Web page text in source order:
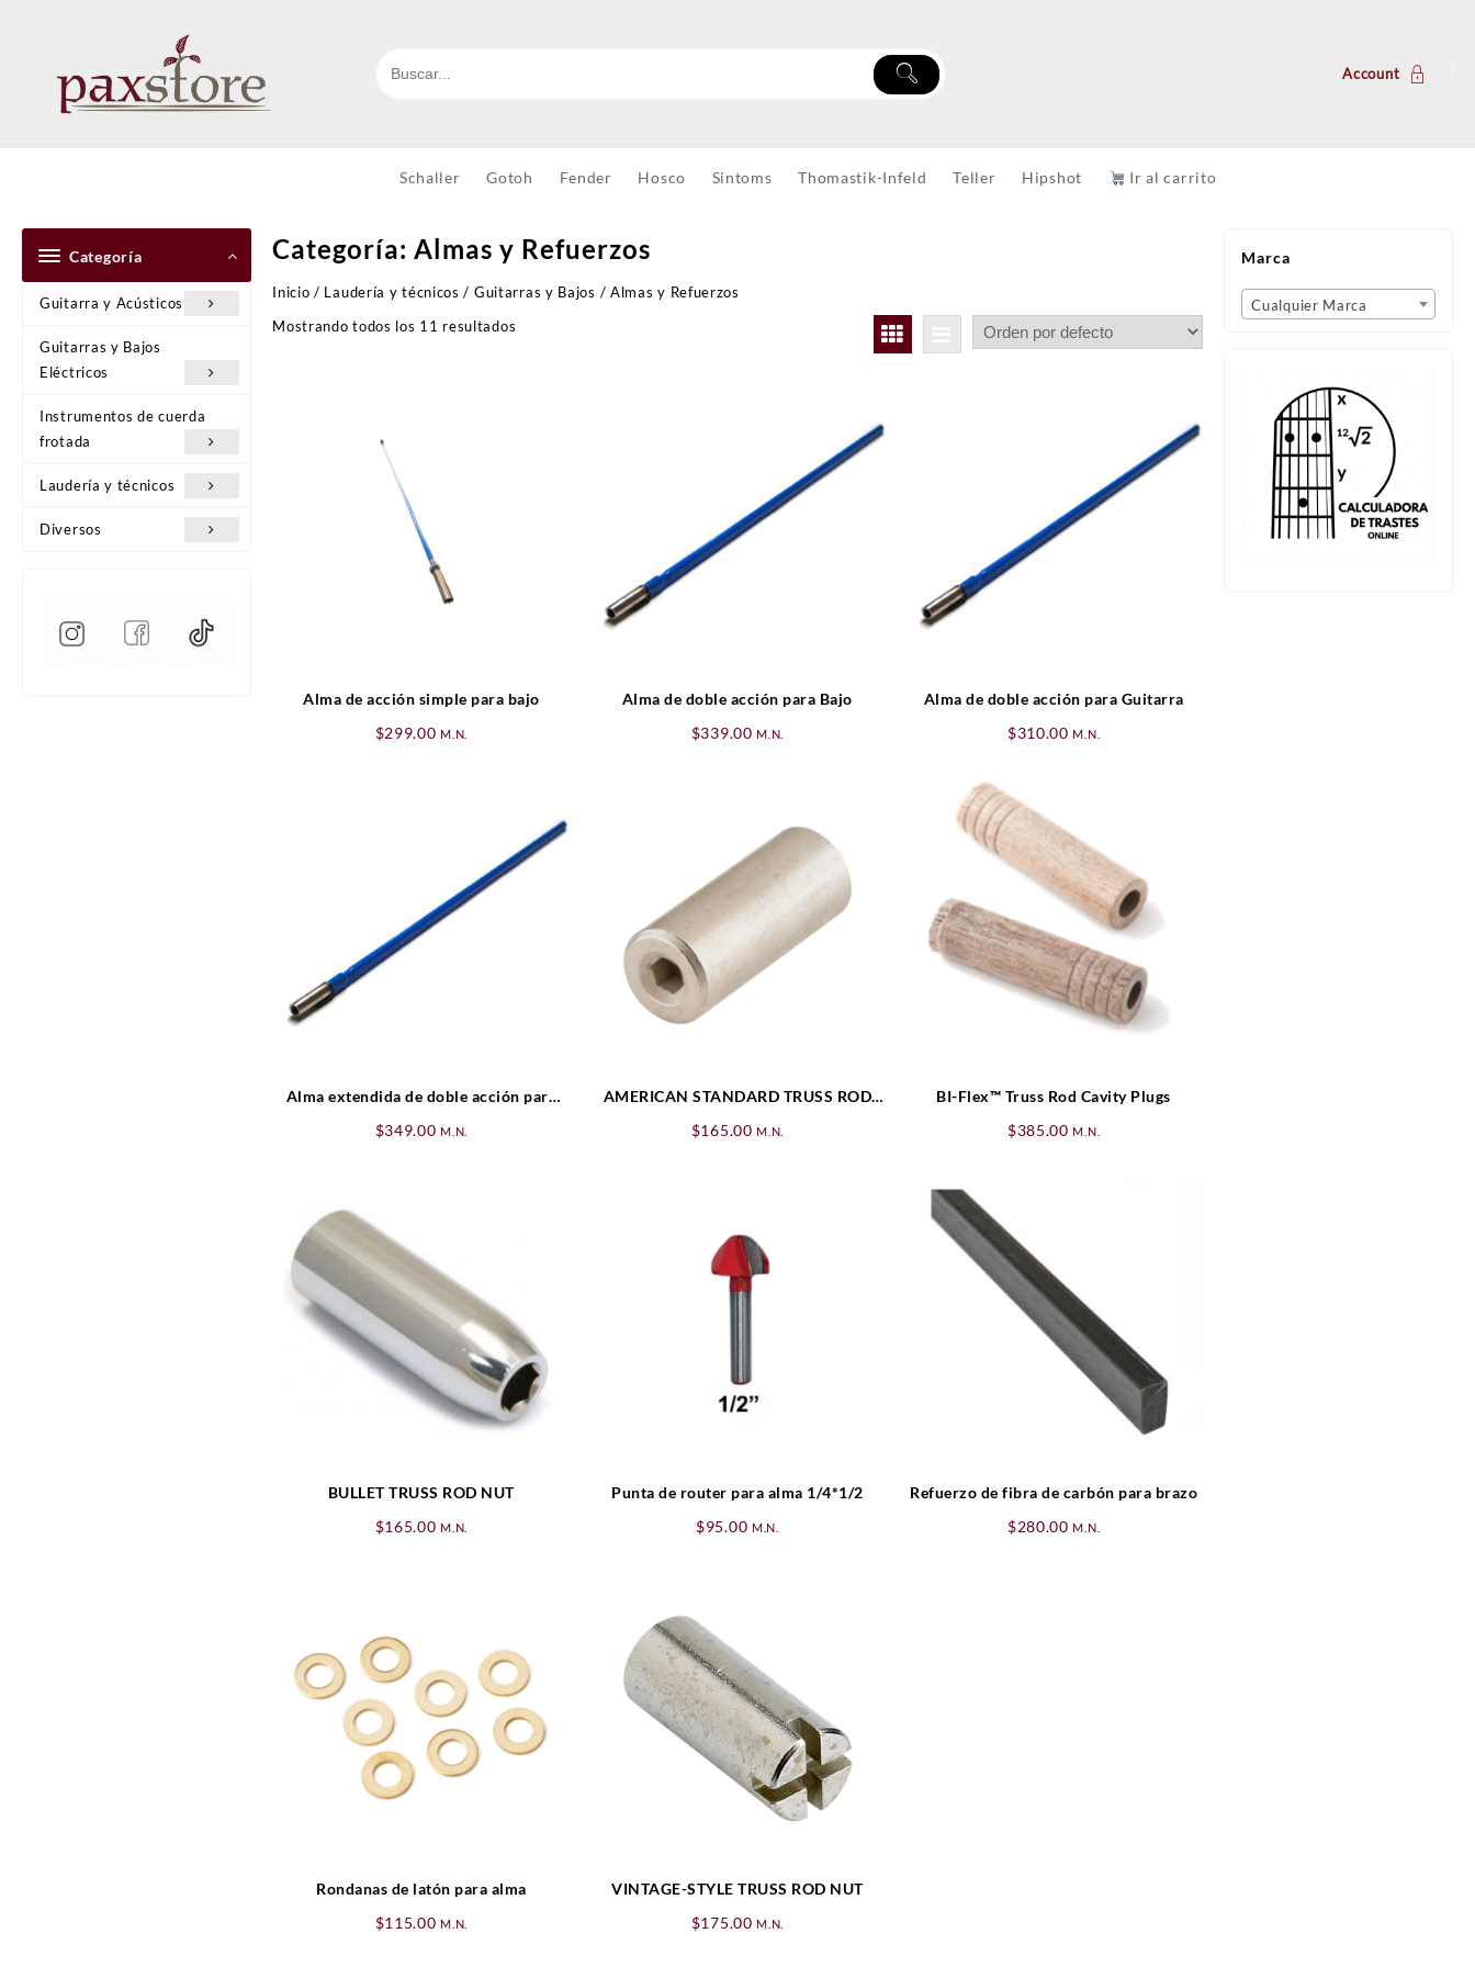
Account
Schaller Gotoh Fender Hosco Sintoms Thomastik-Infeld Teller Hipshot Ir al carrito
Categoría
Guitarra y Acústicos
Guitarras y Bajos
Eléctricos
Instrumentos de cuerda
frotada
Laudería y técnicos
Diversos
Categoría:Almas y Refuerzos
Inicio / Laudería y técnicos / Guitarras y Bajos / Almas y Refuerzos
Mostrando todos los 11 resultados
Alma de acción simple para bajo
$299.00 M.N.
Alma de doble acción para Bajo
$339.00 M.N.
Alma de doble acción para Guitarra
$310.00 M.N.
Alma extendida de doble acción para
$349.00 M.N.
AMERICAN STANDARD TRUSS ROD
$165.00 M.N.
BI-Flex™ Truss Rod Cavity Plugs
$385.00 M.N.
BULLET TRUSS ROD NUT
$165.00 M.N.
Punta de router para alma 1/4*1/2
$95.00 M.N.
Refuerzo de fibra de carbón para brazo
$280.00 M.N.
Rondanas de latón para alma
$115.00 M.N.
VINTAGE-STYLE TRUSS ROD NUT
$175.00 M.N.
Marca
Cualquier Marca